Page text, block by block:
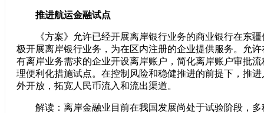
推进航运金融试点
《方案》允许已经开展离岸银行业务的商业银行在东疆
极开展离岸银行业务，为在区内注册的企业提供服务。允
有离岸业务需求的企业开设离岸账户，简化离岸账户审批
理便利化措施试点。在控制风险和稳健推进的前提下，推
外开放，拓宽人民币流入和流出渠道。
解读：离岸金融业目前在我国发展尚处于试验阶段，多